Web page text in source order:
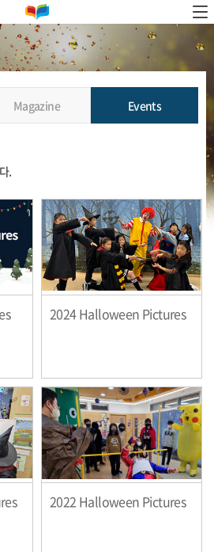
Magazine Events
.
2024 Halloween Pictures
2022 Halloween Pictures